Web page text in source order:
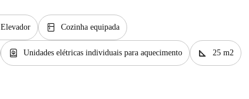
Elevador kitchen Cozinha equipada
water_heater Unidades elétricas individuais para aquecimento square_foot 25 m2